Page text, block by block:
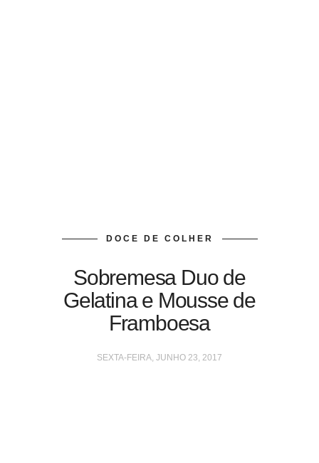
DOCE DE COLHER
Sobremesa Duo de
Gelatina e Mousse de
Framboesa
SEXTA-FEIRA, JUNHO 23, 2017